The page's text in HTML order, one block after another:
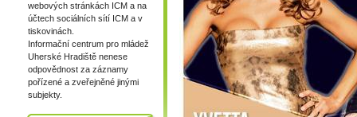
webových stránkách ICM a na
účtech sociálních sítí ICM a v
tiskovinách.
Informační centrum pro mládež
Uherské Hradiště nenese
odpovědnost za záznamy
pořízené a zveřejněné jinými
subjekty.